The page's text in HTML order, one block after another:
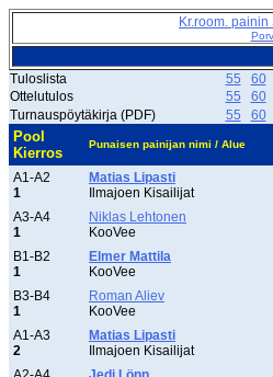
Kr.room.
Tuloslista 55 60
Ottelutulos
55 60
Turnauspöytäkirja (PDF)
55 60
Pool
Kierros
Punaisen painijan nimi / Alue
A1-A2
1
Matias Lipasti
Ilmajoen Kisailijat
A3-A4
1
Niklas Lehtonen
KooVee
B1-B2
1
Elmer Mattila
KooVee
B3-B4
1
Roman Aliev
KooVee
A1-A3
2
Matias Lipasti
Ilmajoen Kisailijat